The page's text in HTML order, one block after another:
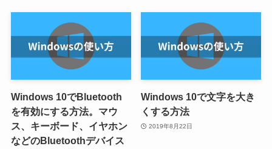
Windows 10でBluetooth
を有効にする方法。マウ
ス、キーボード、イヤホン
などのBluetoothデバイス
Windows 10で文字を大き
くする方法
2019年8月22日